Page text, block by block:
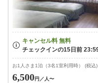
お1人さま1泊（3名1室利用時） (税込)
6,500円 ／人〜